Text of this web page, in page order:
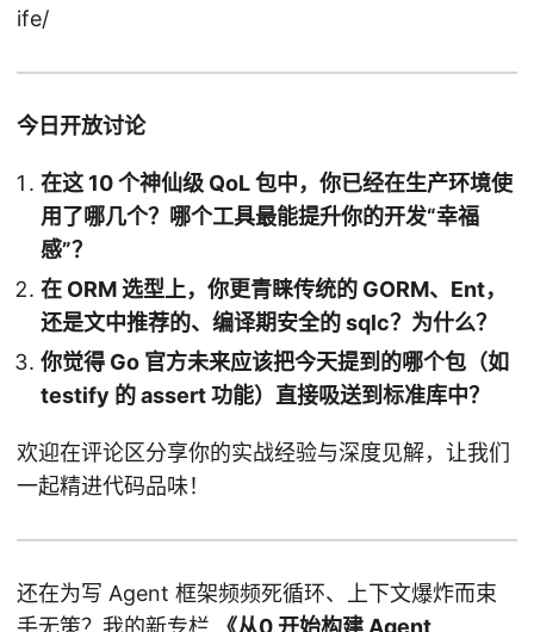
ife/
今日开放讨论
在这 10 个神仙级 QoL 包中，你已经在生产环境使
用了哪几个？哪个工具最能提升你的开发“幸福
感”？
在 ORM 选型上，你更青睐传统的 GORM、Ent，
还是文中推荐的、编译期安全的 sqlc？为什么？
你觉得 Go 官方未来应该把今天提到的哪个包（如
testify 的 assert 功能）直接吸送到标准库中？
欢迎在评论区分享你的实战经验与深度见解，让我们
一起精进代码品味！
还在为写 Agent 框架频频死循环、上下文爆炸而束
手无策？我的新专栏
《从0 开始构建 Agent